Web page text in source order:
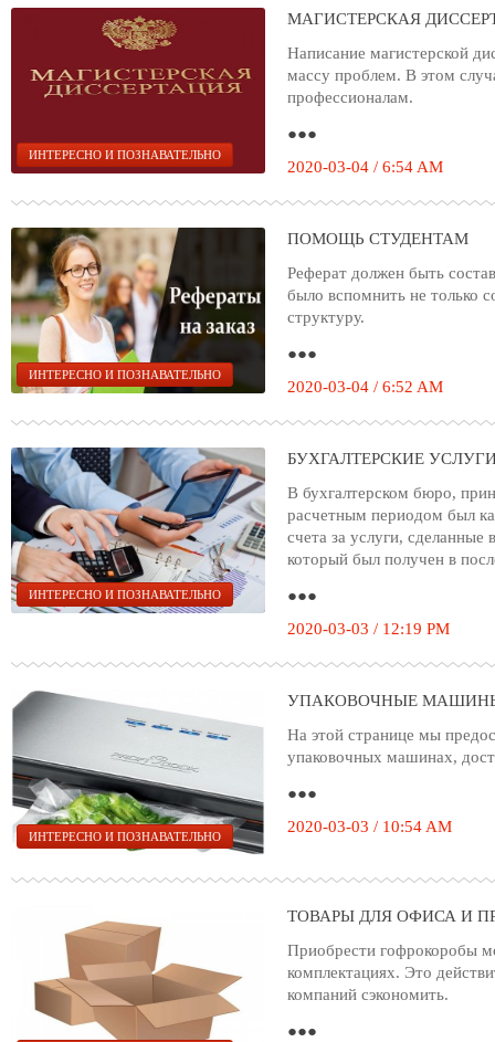
ИНТЕРЕСНО И ПОЗНАВАТЕЛЬНО
МАГИСТЕРСКАЯ
Написание магистерской
массу проблем. В этом
профессионалам.
●●●
2020-03-04 / 6:54 AM
ИНТЕРЕСНО И ПОЗНАВАТЕЛЬНО
ПОМОЩЬ СТУДЕНТАМ
Реферат должен быть
было вспомнить не только
структуру.
●●●
2020-03-04 / 6:52 AM
ИНТЕРЕСНО И ПОЗНАВАТЕЛЬНО
БУХГАЛТЕРСКИЕ
В бухгалтерском бюро,
расчетным периодом был
счета за услуги,
который был получен в
●●●
2020-03-03 / 12:19 PM
ИНТЕРЕСНО И ПОЗНАВАТЕЛЬНО
УПАКОВОЧНЫЕ
На этой странице мы
упаковочных машинах,
●●●
2020-03-03 / 10:54 AM
ТОВАРЫ ДЛЯ ОФИСА И
Приобрести гофрокоробы
комплектациях. Это
компаний сэкономить.
●●●